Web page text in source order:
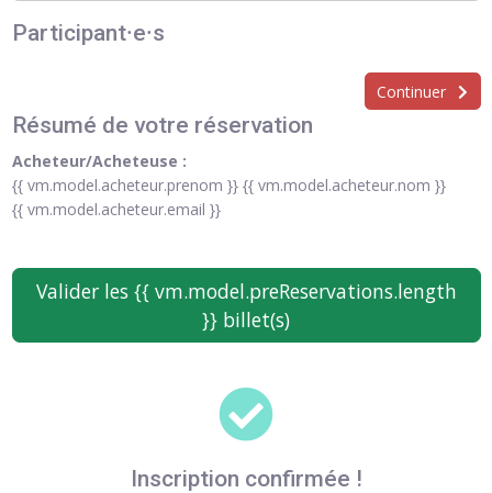
Participant⸱e⸱s
Continuer
Résumé de votre réservation
Acheteur/Acheteuse :
{{ vm.model.acheteur.prenom }} {{ vm.model.acheteur.nom }}
{{ vm.model.acheteur.email }}
Valider les {{ vm.model.preReservations.length
}} billet(s)
Inscription confirmée !